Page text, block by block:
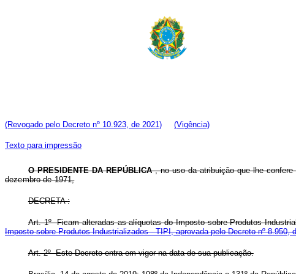
(Revogado pelo Decreto nº 10.923, de 2021) (Vigência)
Texto para impressão
O PRESIDENTE DA REPÚBLICA, no uso da atribuição que lhe
dezembro de 1971,
DECRETA:
Art. 1º Ficam alteradas as alíquotas do Imposto sobre Produtos
Imposto sobre Produtos Industrializados - TIPI, aprovada pelo Decreto nº 8.950,
Art. 2º Este Decreto entra em vigor na data de sua publicação.